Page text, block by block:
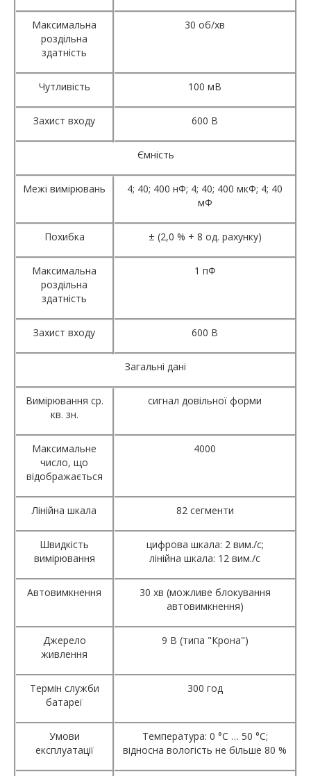
Максимальна
роздільна
здатність
30 об/хв
Чутливість 100 мВ
Захист входу 600 В
Ємність
Межі вимірювань
4; 40; 400 нФ; 4; 40; 400 мкФ; 4; 40
мФ
Похибка ± (2,0 % + 8 од. рахунку)
Максимальна
роздільна
здатність
1 пФ
Захист входу 600 В
Загальні дані
Вимірювання ср.
кв. зн.
сигнал довільної форми
Максимальне
число, що
відображається
4000
Лінійна шкала 82 сегменти
Швидкість
вимірювання
цифрова шкала: 2 вим./с;
лінійна шкала: 12 вим./с
Автовимкнення
30 хв (можливе блокування
автовимкнення)
Джерело
живлення
9 В (типа "Крона")
Термін служби
батареї
300 год
Умови
експлуатації
Температура: 0 °С … 50 °С;
відносна вологість не більше 80 %